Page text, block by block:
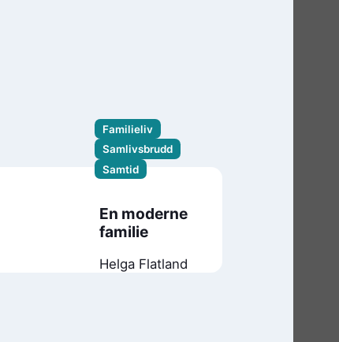
Familieliv
Samlivsbrudd
Samtid
En moderne
familie
Helga Flatland